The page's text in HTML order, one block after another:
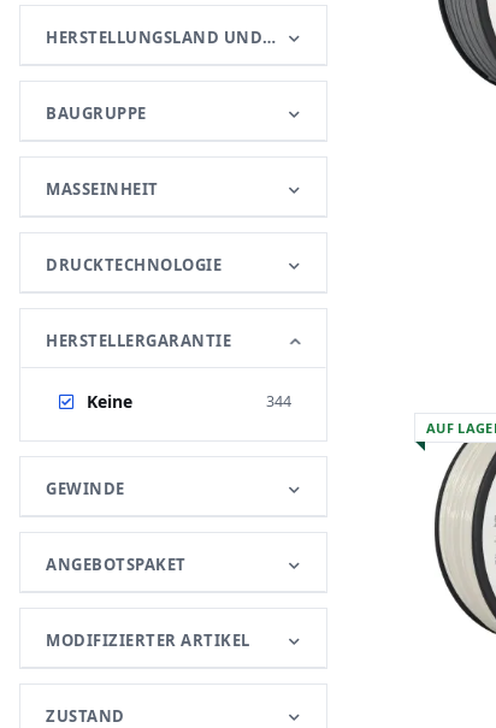
AUF
HERSTELLUNGSLAND UND -REGION
BAUGRUPPE
MASSEINHEIT
DRUCKTECHNOLOGIE
HERSTELLERGARANTIE
Keine 344Artikel gefunden
GEWINDE
ANGEBOTSPAKET
MODIFIZIERTER ARTIKEL
ZUSTAND